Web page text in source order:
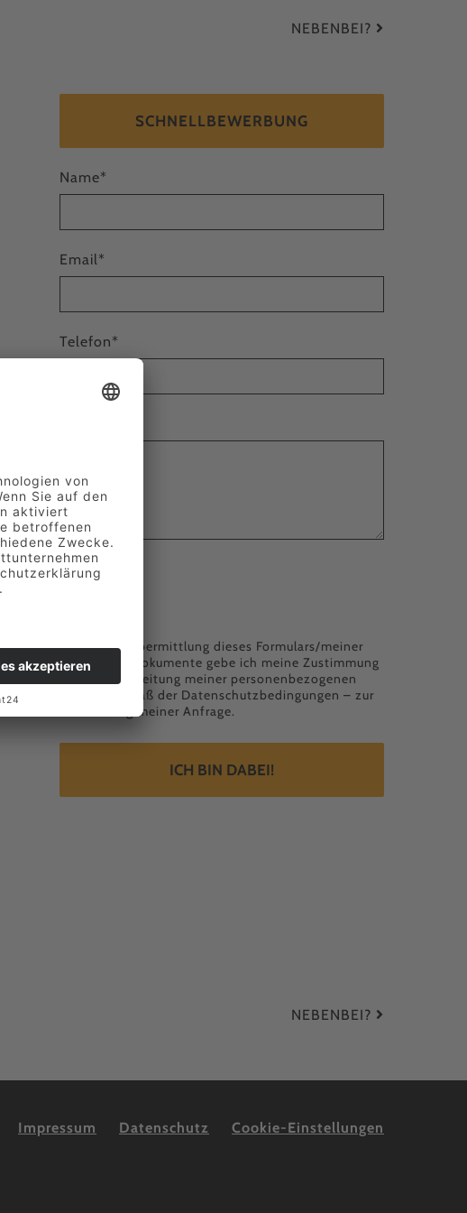
NEBENBEI?
SCHNELLBEWERBUNG
Name*
Email*
Telefon*
Lebenslauf
Mit der Übermittlung dieses Formulars/meiner
Bewerbungsdokumente gebe ich meine Zustimmung
für die Verarbeitung meiner personenbezogenen
Daten – gemäß der Datenschutzbedingungen – zur
Bearbeitung meiner Anfrage.
ICH BIN DABEI!
NEBENBEI?
Impressum Datenschutz Cookie-Einstellungen